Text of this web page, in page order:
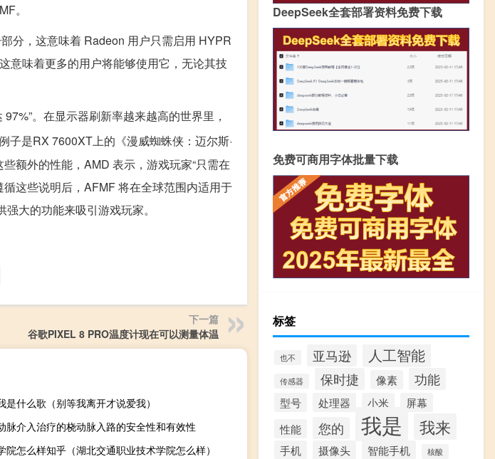
。
分，这意味着 Radeon 用户只需启用 HYPR
意味着更多的用户将能够使用它，无论其技
。在显示器刷新率越来越高的世界里，
子是RX 7600XT上的《漫威蜘蛛侠：迈尔斯·
额外的性能，AMD 表示，游戏玩家“只需在
这些说明后，AFMF 将在全球范围内适用于
大的功能来吸引游戏玩家。
下一篇
谷歌PIXEL 8 PRO温度计现在可以测量体温
什么歌（别等我离开才说爱我）
脉介入治疗的桡动脉入路的安全性和有效性
院怎么样知乎（湖北交通职业技术学院怎么样）
DeepSeek全套部署资料免费下载
免费可商用字体批量下载
标签
也不 亚马逊 人工智能
传感器 保时捷 像素 功能
型号 处理器 小米
屏幕
性能
您的 我是 我来
手机 摄像头 智能手机 核酸